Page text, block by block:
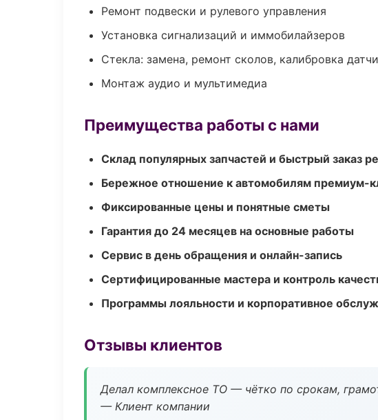
Ремонт подвески и рулевого управления
Установка сигнализаций и иммобилайзеров
Стекла: замена, ремонт сколов, калибровка
Монтаж аудио и мультимедиа
Преимущества работы с нами
Склад популярных запчастей и быстрый заказ
Бережное отношение к автомобилям премиум-
Фиксированные цены и понятные сметы
Гарантия до 24 месяцев на основные работы
Сервис в день обращения и онлайн-запись
Сертифицированные мастера и контроль
Программы лояльности и корпоративное
Отзывы клиентов
Делал комплексное ТО — чётко по срокам,
— Клиент компании